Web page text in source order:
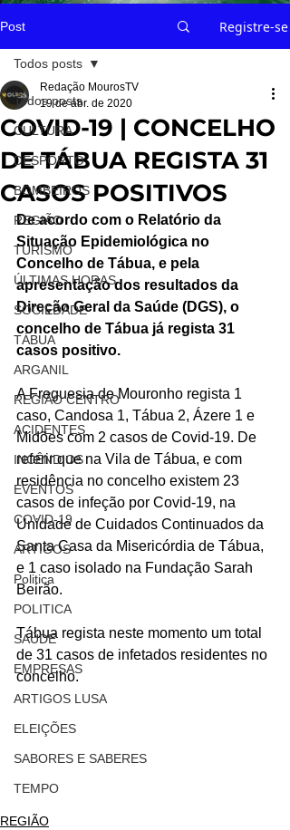
Post Registre-se
Todos posts
CULTURA
DESPORTO
BOMBEIROS
REGIÃO
TURISMO
ÚLTIMAS HORAS
SOCIEDADE
TÁBUA
ARGANIL
REGIÃO CENTRO
ACIDENTES
INCÊNDIOS
EVENTOS
COVID-19
ARTIGOS
Politica
POLITICA
SAÚDE
EMPRESAS
ARTIGOS LUSA
ELEIÇÕES
SABORES E SABERES
TEMPO
Todos posts
COVID-19 | CONCELHO
DE TÁBUA REGISTA 31
CASOS POSITIVOS
Redação MourosTV
19 de abr. de 2020
De acordo com o Relatório da
Situação Epidemiológica no
Concelho de Tábua, e pela
apresentação dos resultados da
Direção Geral da Saúde (DGS), o
concelho de Tábua já regista 31
casos positivo.
A Freguesia de Mouronho regista 1
caso, Candosa 1, Tábua 2, Ázere 1 e
Midões com 2 casos de Covid-19. De
referir que na Vila de Tábua, e com
residência no concelho existem 23
casos de infeção por Covid-19, na
Unidade de Cuidados Continuados da
Santa Casa da Misericórdia de Tábua,
e 1 caso isolado na Fundação Sarah
Beirão.
Tábua regista neste momento um total
de 31 casos de infetados residentes no
concelho.
REGIÃO